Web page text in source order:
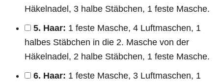
Häkelnadel, 3 halbe Stäbchen, 1 feste Masche.
5. Haar: 1 feste Masche, 4 Luftmaschen, 1
halbes Stäbchen in die 2. Masche von der
Häkelnadel, 2 halbe Stäbchen, 1 feste Masche.
6. Haar: 1 feste Masche, 3 Luftmaschen, 1